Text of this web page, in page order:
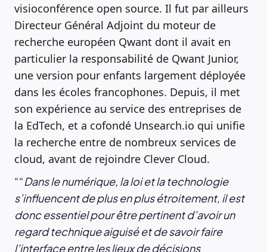
visioconférence open source. Il fut par ailleurs
Directeur Général Adjoint du moteur de
recherche européen Qwant dont il avait en
particulier la responsabilité de Qwant Junior,
une version pour enfants largement déployée
dans les écoles francophones. Depuis, il met
son expérience au service des entreprises de
la EdTech, et a cofondé Unsearch.io qui unifie
la recherche entre de nombreux services de
cloud, avant de rejoindre Clever Cloud.
“Dans le numérique, la loi et la technologie
s’influencent de plus en plus étroitement, il est
donc essentiel pour être pertinent d’avoir un
regard technique aiguisé et de savoir faire
l’interface entre les lieux de décisions